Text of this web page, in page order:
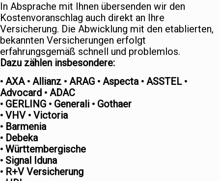
In Absprache mit Ihnen übersenden wir den
Kostenvoranschlag auch direkt an Ihre
Versicherung. Die Abwicklung mit den etablierten,
bekannten Versicherungen erfolgt
erfahrungsgemäß schnell und problemlos.
Dazu zählen insbesondere:
• AXA • Allianz • ARAG • Aspecta • ASSTEL •
Advocard • ADAC
• GERLING • Generali • Gothaer
• VHV • Victoria
• Barmenia
• Debeka
• Württembergische
• Signal Iduna
• R+V Versicherung